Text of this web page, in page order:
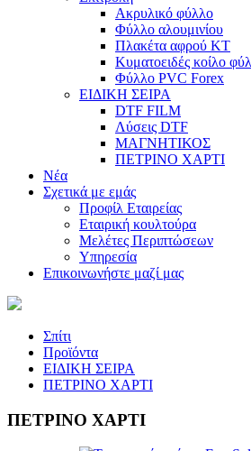
Ακρυλικό φύλλο
Φύλλο αλουμινίου
Πλακέτα αφρού KT
Κυματοειδές κοίλο
Φύλλο PVC Forex
ΕΙΔΙΚΗ ΣΕΙΡΑ
DTF FILM
Λύσεις DTF
ΜΑΓΝΗΤΙΚΟΣ
ΠΕΤΡΙΝΟ ΧΑΡΤΙ
Νέα
Σχετικά με εμάς
Προφίλ Εταιρείας
Εταιρική κουλτούρα
Μελέτες Περιπτώσεων
Υπηρεσία
Επικοινωνήστε μαζί μας
Σπίτι
Προϊόντα
ΕΙΔΙΚΗ ΣΕΙΡΑ
ΠΕΤΡΙΝΟ ΧΑΡΤΙ
ΠΕΤΡΙΝΟ ΧΑΡΤΙ